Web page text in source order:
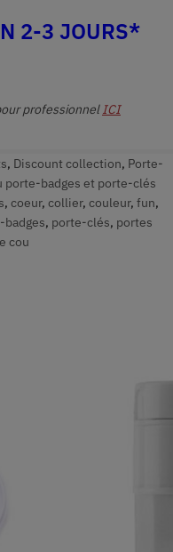
2-3 JOURS*
professionnel ICI
, Discount collection, Porte-
porte-badges et porte-clés
, coeur, collier, couleur, fun,
badges, porte-clés, portes
cou